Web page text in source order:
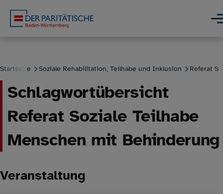
Pfadnavigation
Startseite Soziale Rehabilitation, Teilhabe und Inklusion Referat
Schlagwortübersicht
Referat Soziale Teilhabe
Menschen mit Behinderung
Veranstaltung